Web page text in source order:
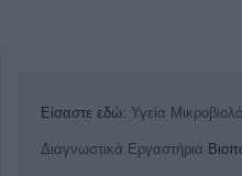
Είσαστε εδώ: Υγεία
Διαγνωστικά Εργαστήρια